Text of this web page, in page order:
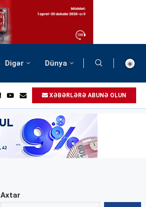
Digər Dünya
XƏBƏRLƏRƏ ABUNƏ OLUN
Axtar